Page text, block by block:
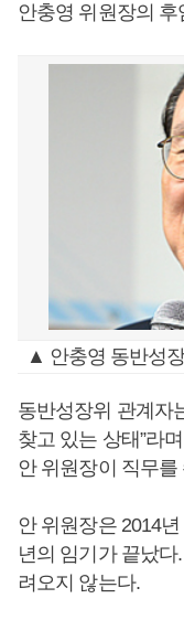
안충영 위원장의
▲ 안충영 동반성
동반성장위 관계자
찾고 있는 상태”라
안 위원장이 직무를
안 위원장은 2014
년의 임기가 끝났
려오지 않는다.